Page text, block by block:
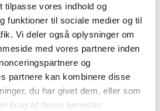
tilpasse vores indhold og
funktioner til sociale medier og til
Vi deler også oplysninger om
med vores partnere inden
og
partnere kan kombinere disse
du har givet dem, eller som
brug af deres tjenester.
2025:
12-03-2025 - 16:20
...Læs mere